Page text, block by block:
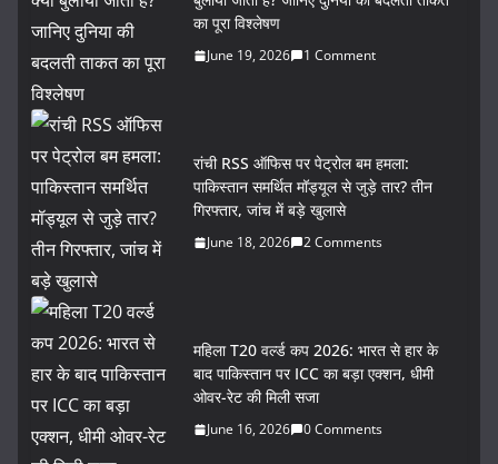
का पूरा विश्लेषण
June 19, 2026 1 Comment
रांची RSS ऑफिस पर पेट्रोल बम हमला:
पाकिस्तान समर्थित मॉड्यूल से जुड़े तार? तीन
गिरफ्तार, जांच में बड़े खुलासे
June 18, 2026 2 Comments
महिला T20 वर्ल्ड कप 2026: भारत से हार के
बाद पाकिस्तान पर ICC का बड़ा एक्शन, धीमी
ओवर-रेट की मिली सजा
June 16, 2026 0 Comments